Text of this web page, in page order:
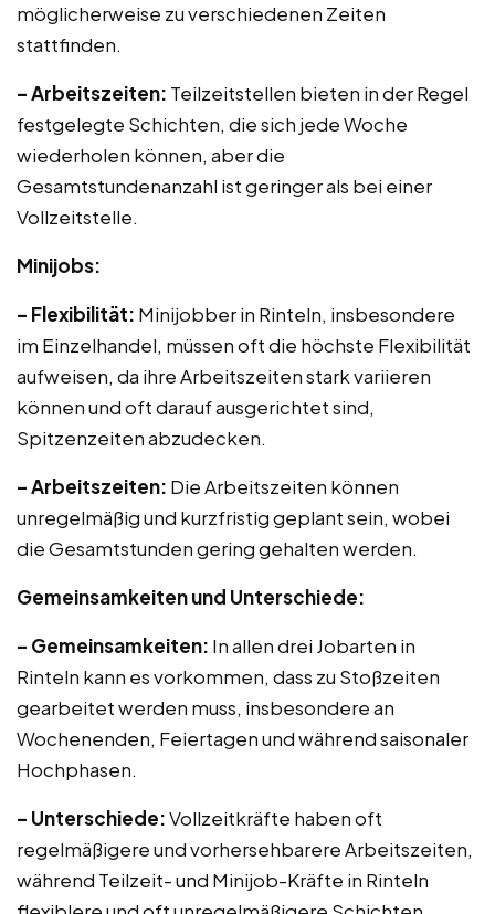
möglicherweise zu verschiedenen Zeiten
stattfinden.
– Arbeitszeiten: Teilzeitstellen bieten in der Regel
festgelegte Schichten, die sich jede Woche
wiederholen können, aber die
Gesamtstundenanzahl ist geringer als bei einer
Vollzeitstelle.
Minijobs:
– Flexibilität: Minijobber in Rinteln, insbesondere
im Einzelhandel, müssen oft die höchste Flexibilität
aufweisen, da ihre Arbeitszeiten stark variieren
können und oft darauf ausgerichtet sind,
Spitzenzeiten abzudecken.
– Arbeitszeiten: Die Arbeitszeiten können
unregelmäßig und kurzfristig geplant sein, wobei
die Gesamtstunden gering gehalten werden.
Gemeinsamkeiten und Unterschiede:
– Gemeinsamkeiten: In allen drei Jobarten in
Rinteln kann es vorkommen, dass zu Stoßzeiten
gearbeitet werden muss, insbesondere an
Wochenenden, Feiertagen und während saisonaler
Hochphasen.
– Unterschiede:Vollzeitkräfte haben oft
regelmäßigere und vorhersehbarere Arbeitszeiten,
während Teilzeit- und Minijob-Kräfte in Rinteln